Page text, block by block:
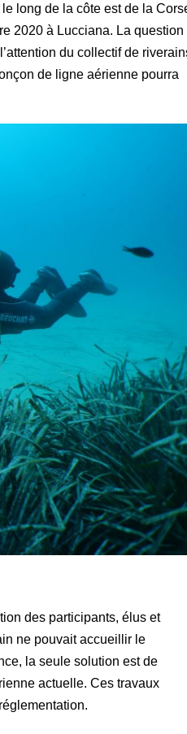
long de la côte est de la
2020 à Lucciana. La question
du collectif de
de ligne aérienne pourra
des participants, élus et
ne pouvait accueillir le
la seule solution est de
actuelle. Ces travaux